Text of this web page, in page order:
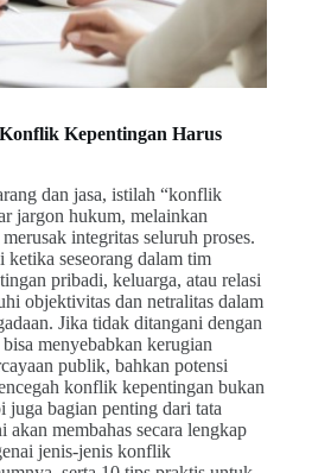
Kepentingan Harus
dan jasa, istilah “konflik
jargon hukum, melainkan
integritas seluruh proses.
seseorang dalam tim
pribadi, keluarga, atau relasi
objektivitas dan netralitas dalam
Jika tidak ditangani dengan
menyebabkan kerugian
publik, bahkan potensi
konflik kepentingan bukan
juga bagian penting dari tata
membahas secara lengkap
jenis-jenis konflik